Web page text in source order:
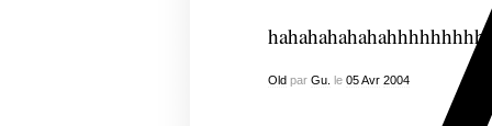
Oldpar Gu. le 05 Avr 2004